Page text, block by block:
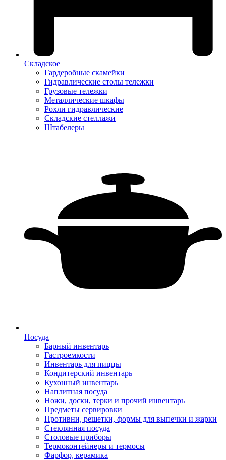
Складское
Гардеробные скамейки
Гидравлические столы тележки
Грузовые тележки
Металлические шкафы
Рохли гидравлические
Складские стеллажи
Штабелеры
Посуда
Барный инвентарь
Гастроемкости
Инвентарь для пиццы
Кондитерский инвентарь
Кухонный инвентарь
Наплитная посуда
Ножи, доски, терки и прочий инвентарь
Предметы сервировки
Противни, решетки, формы для выпечки и жарки
Стеклянная посуда
Столовые приборы
Термоконтейнеры и термосы
Фарфор, керамика